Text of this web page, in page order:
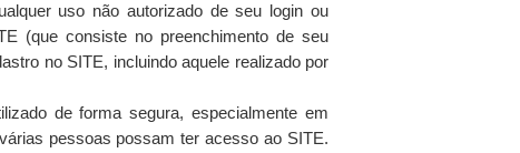
uso não autorizado de seu login ou
(que consiste no preenchimento de seu
no SITE, incluindo aquele realizado por
de forma segura, especialmente em
pessoas possam ter acesso ao SITE.